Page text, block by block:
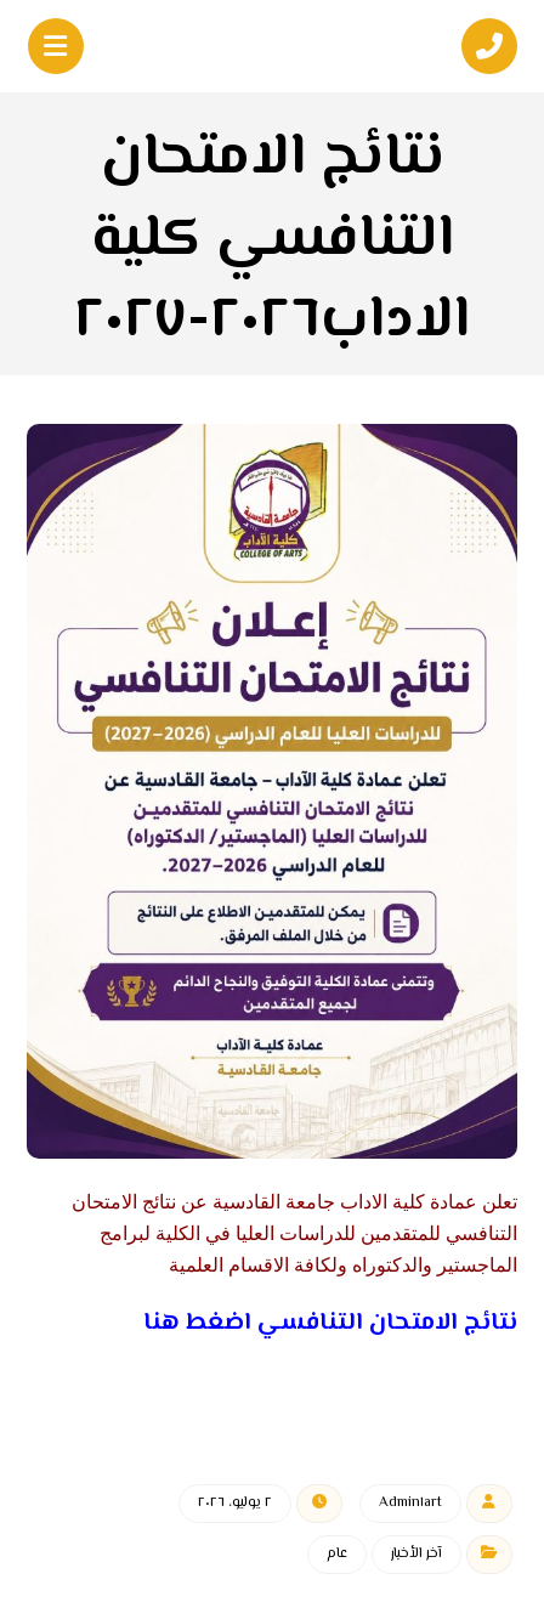
نتائج الامتحان
التنافسي كلية
الاداب٢٠٢٦-٢٠٢٧
تعلن عمادة كلية الاداب جامعة القادسية عن نتائج الامتحان
التنافسي للمتقدمين للدراسات العليا في الكلية لبرامج
الماجستير والدكتوراه ولكافة الاقسام العلمية
نتائج الامتحان التنافسي اضغط هنا
Admin١art ٢ يوليو، ٢٠٢٦
آخر الأخبار عام